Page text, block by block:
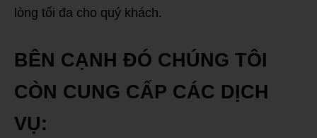
lòng tối đa cho quý khách.
BÊN CẠNH ĐÓ CHÚNG TÔI
CÒN CUNG CẤP CÁC DỊCH
VỤ: